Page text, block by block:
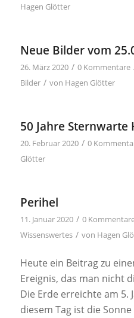
Hagen Glötter
Neue Bilder vom
26. März 2020 / 0 Kommentare
Bilder / von Hagen Glötter
50 Jahre Sternwarte
20. Februar 2020 / 0
Glötter
Perihel
11. Januar 2020 / 0
Wissenswertes / von Hagen
Heute ein Beitrag zu
Ereignis, das man nicht
Die Erde erreichte am 5.
diesem Tag ist die